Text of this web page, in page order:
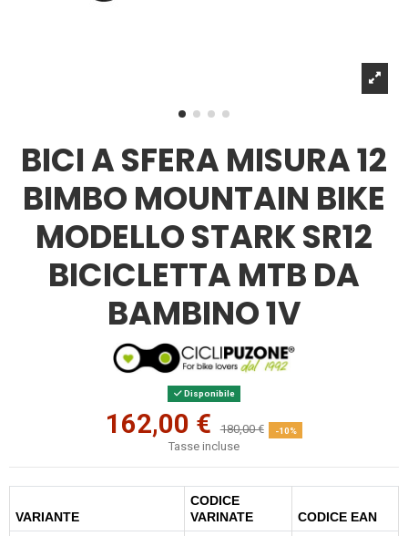
BICI A SFERA MISURA 12
BIMBO MOUNTAIN BIKE
MODELLO STARK SR12
BICICLETTA MTB DA
BAMBINO 1V
Disponibile
162,00 € 180,00 € -10%
Tasse incluse
VARIANTE
CODICE
VARINATE
CODICE EAN